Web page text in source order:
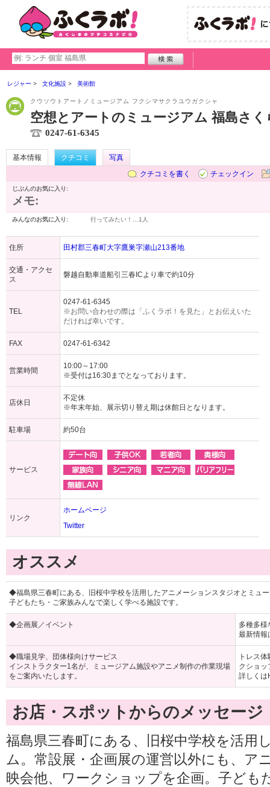
レジャー 文化施設 美術館
クウソウトアートノミュージアム フクシマサクラユウガクシャ
空想とアートのミュージアム 福島さく
0247-61-6345
基本情報 クチコミ
写真
クチコミを書く
チェックイン
じぶんのお気に入り:
メモ:
みんなのお気に入り: 行ってみたい！… 1人
住所 田村郡三春町大字鷹巣字瀬山213番地
交通・アクセ
ス
磐越自動車道船引三春ICより車で約10分
TEL
0247-61-6345
※お問い合わせの際は「ふくラボ！を見た」とお伝えいた
だければ幸いです。
FAX 0247-61-6342
営業時間
10:00～17:00
※受付は16:30までとなっております。
店休日
不定休
※年末年始、展示切り替え期は休館日となります。
駐車場 約50台
サービス
リンク
ホームページ
Twitter
オススメ
◆福島県三春町にある、旧桜中学校を活用したアニメーションスタジオとミュ
子どもたち・ご家族みんなで楽しく学べる施設です。
◆企画展／イベント
多種多様
最新情報
◆職場見学、団体様向けサービス
インストラクター1名が、ミュージアム施設やアニメ制作の作業現場
をご案内いたします。
トレス
クショッ
詳しくは
お店・スポットからのメッセージ
福島県三春町にある、旧桜中学校を活用
ム。常設展・企画展の運営以外にも、ア
映会他、ワークショップを企画。子ども